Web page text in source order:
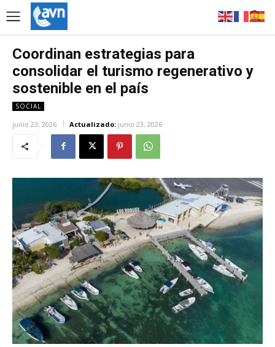
Coordinan estrategias para
consolidar el turismo regenerativo y
sostenible en el país
SOCIAL
junio 23, 2026 Actualizado: junio 23, 2026